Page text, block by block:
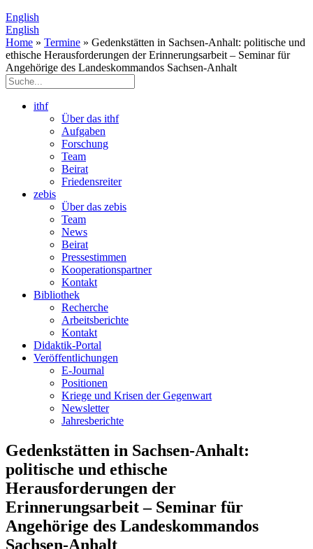
English
English
Home » Termine » Gedenkstätten in Sachsen-Anhalt: politische und
ethische Herausforderungen der Erinnerungsarbeit – Seminar für
Angehörige des Landeskommandos Sachsen-Anhalt
ithf
Über das ithf
Aufgaben
Forschung
Team
Beirat
Friedensreiter
zebis
Über das zebis
Team
News
Beirat
Pressestimmen
Kooperationspartner
Kontakt
Bibliothek
Recherche
Arbeitsberichte
Kontakt
Didaktik-Portal
Veröffentlichungen
E­-Journal
Positionen
Kriege und Krisen der Gegenwart
Newsletter
Jahresberichte
Gedenkstätten in Sachsen-Anhalt:
politische und ethische
Herausforderungen der
Erinnerungsarbeit – Seminar für
Angehörige des Landeskommandos
Sachsen-Anhalt